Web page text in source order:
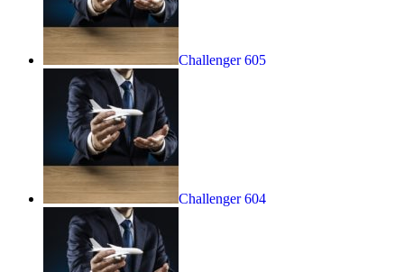
Challenger 605
Challenger 604